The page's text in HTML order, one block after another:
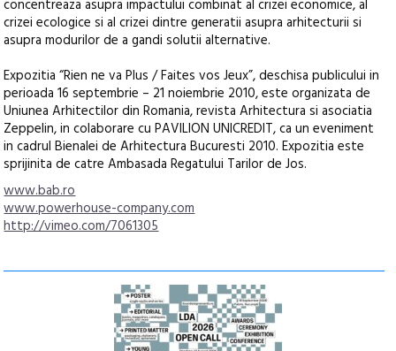
concentreaza asupra impactului combinat al crizei economice, al
crizei ecologice si al crizei dintre generatii asupra arhitecturii si
asupra modurilor de a gandi solutii alternative.
Expozitia “Rien ne va Plus / Faites vos Jeux”, deschisa publicului in
perioada 16 septembrie – 21 noiembrie 2010, este organizata de
Uniunea Arhitectilor din Romania, revista Arhitectura si asociatia
Zeppelin, in colaborare cu PAVILION UNICREDIT, ca un eveniment
in cadrul Bienalei de Arhitectura Bucuresti 2010. Expozitia este
sprijinita de catre Ambasada Regatului Tarilor de Jos.
www.bab.ro
www.powerhouse-company.com
http://vimeo.com/7061305